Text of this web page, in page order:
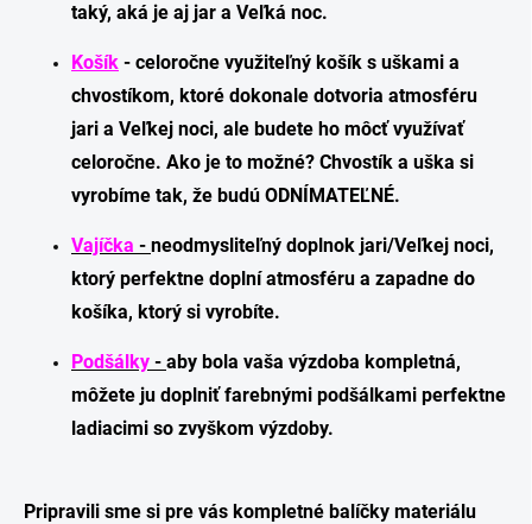
taký, aká je aj jar a Veľká noc.
Košík - celoročne využiteľný košík s uškami a
chvostíkom, ktoré dokonale dotvoria atmosféru
jari a Veľkej noci, ale budete ho môcť využívať
celoročne. Ako je to možné? Chvostík a uška si
vyrobíme tak, že budú ODNÍMATEĽNÉ.
Vajíčka - neodmysliteľný doplnok jari/Veľkej noci,
ktorý perfektne doplní atmosféru a zapadne do
košíka, ktorý si vyrobíte.
Podšálky - aby bola vaša výzdoba kompletná,
môžete ju doplniť farebnými podšálkami perfektne
ladiacimi so zvyškom výzdoby.
Pripravili sme si pre vás kompletné balíčky materiálu